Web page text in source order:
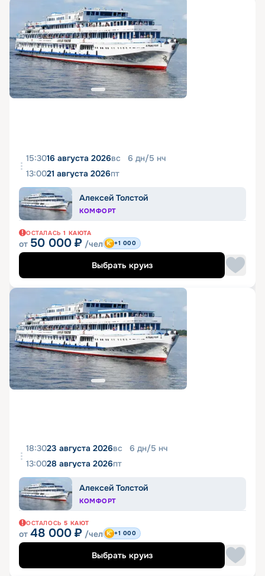
15:3016 августа 2026вс 6 дн/5 нч
13:0021 августа 2026пт
Алексей Толстой
КОМФОРТ
ОСТАЛАСЬ 1 КАЮТА
от 50 000 ₽ /чел +1 000
Выбрать круиз
18:3023 августа 2026вс 6 дн/5 нч
13:0028 августа 2026пт
Алексей Толстой
КОМФОРТ
ОСТАЛОСЬ 5 КАЮТ
от 48 000 ₽ /чел +1 000
Выбрать круиз